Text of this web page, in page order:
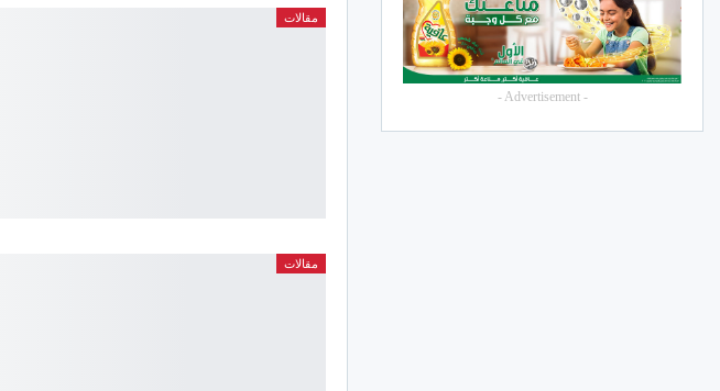
مقالات
مقالات
- Advertisement -